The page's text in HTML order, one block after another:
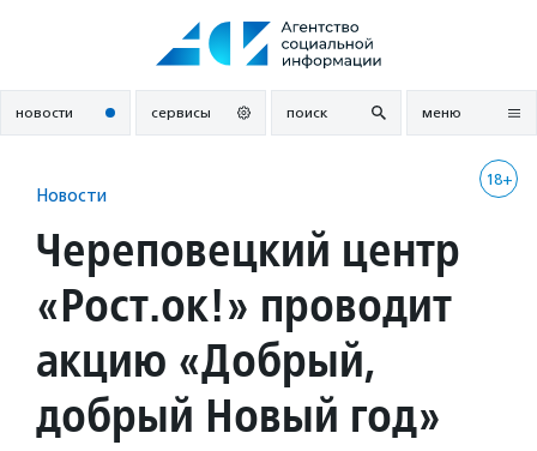
новости сервисы поиск меню
18+
Новости
Череповецкий центр
«Рост.ок!» проводит
акцию «Добрый,
добрый Новый год»